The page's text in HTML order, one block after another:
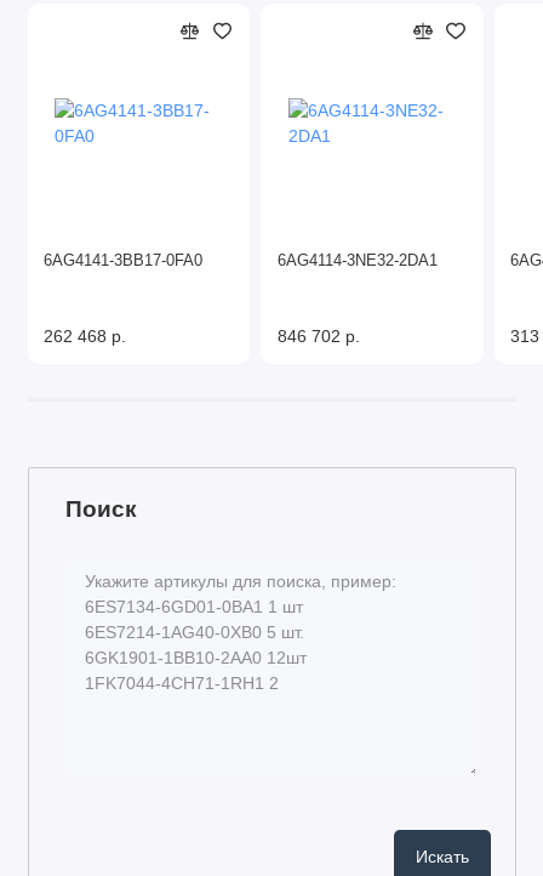
6AG4141-3BB17-0FA0
262 468 р.
6AG4114-3NE32-2DA1
846 702 р. 313
Поиск